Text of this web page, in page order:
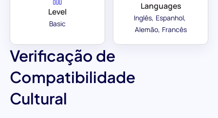
Verificação de
Compatibilidade
Cultural
Level
Basic
Languages
Inglês Espanhol
Alemão Francês